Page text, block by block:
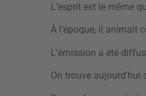
L’esprit est le même
À l’époque, il animait
L’émission a été
On trouve aujourd’hui